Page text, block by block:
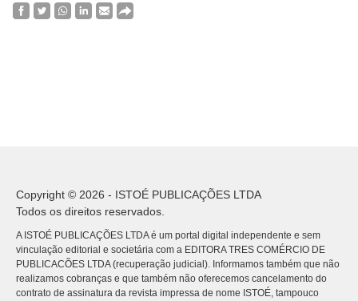
Copyright © 2026 - ISTOÉ PUBLICAÇÕES LTDA
Todos os direitos reservados.
A ISTOÉ PUBLICAÇÕES LTDA é um portal digital independente e sem
vinculação editorial e societária com a EDITORA TRES COMÉRCIO DE
PUBLICACÕES LTDA (recuperação judicial). Informamos também que não
realizamos cobranças e que também não oferecemos cancelamento do
contrato de assinatura da revista impressa de nome ISTOÉ, tampouco